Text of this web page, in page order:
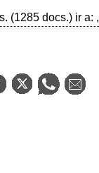
(1285 docs.) ir a: ,